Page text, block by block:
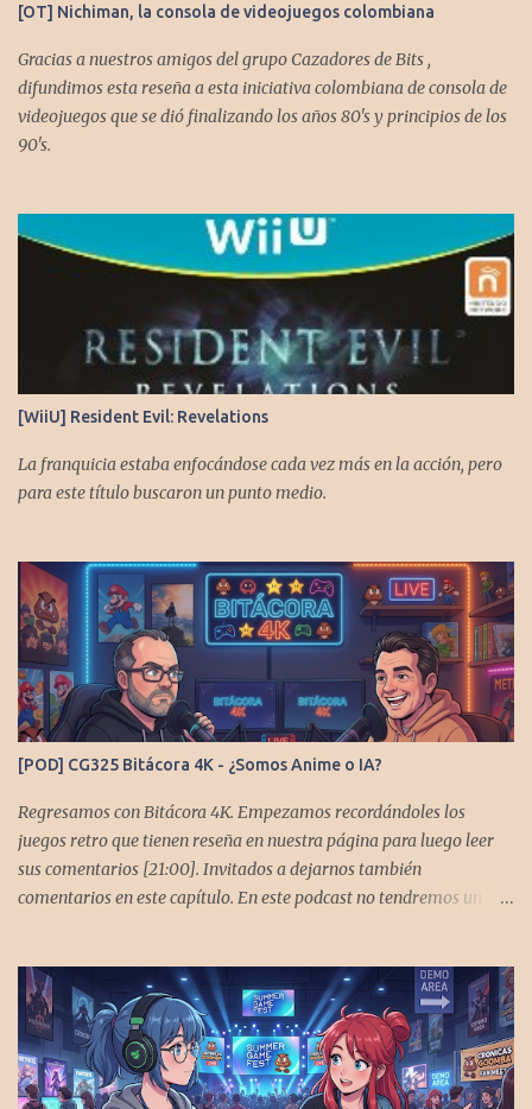
[OT] Nichiman, la consola de videojuegos colombiana
Gracias a nuestros amigos del grupo Cazadores de Bits ,
difundimos esta reseña a esta iniciativa colombiana de consola de
videojuegos que se dió finalizando los años 80's y principios de los
90's.
[WiiU] Resident Evil: Revelations
La franquicia estaba enfocándose cada vez más en la acción, pero
para este título buscaron un punto medio.
[POD] CG325 Bitácora 4K - ¿Somos Anime o IA?
Regresamos con Bitácora 4K. Empezamos recordándoles los
juegos retro que tienen reseña en nuestra página para luego leer
sus comentarios [21:00]. Invitados a dejarnos también
comentarios en este capítulo. En este podcast no tendremos un
@GoombaVictor y @flagstaad que no estarían aquí si no es por
ustedes. Muchas gracias a todos los que nos agregan a sus
plataformas de podcast y nos dejan comentarios en las cuentas de
redes. Spotify YouTube. Twitter -
https://twitter.com/CronicasGoomba Instagram -